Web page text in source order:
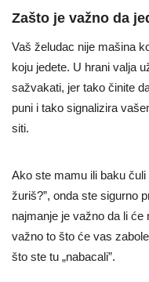
Zašto je važno da
Vaš želudac nije mašina
koju jedete. U hrani valja
sažvakati, jer tako činite
puni i tako signalizira
siti.
Ako ste mamu ili baku
žuriš?”, onda ste sigurno
najmanje je važno da li
važno to što će vas
što ste tu „nabacali”.